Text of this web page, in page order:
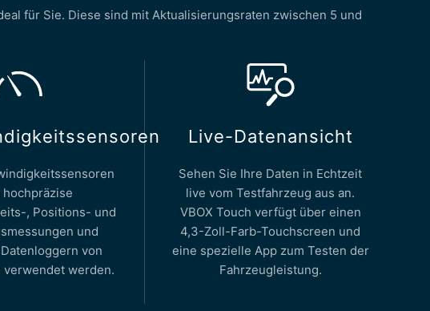
für Sie. Diese sind mit Aktualisierungsraten zwischen 5 und
, Positions- und
und
von
werden.
Live-Datenansicht
Sehen Sie Ihre Daten in Echtzeit
live vom Testfahrzeug aus an.
VBOX Touch verfügt über einen
4,3-Zoll-Farb-Touchscreen und
eine spezielle App zum Testen der
Fahrzeugleistung.